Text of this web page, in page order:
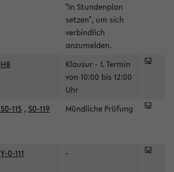
"In Stundenplan
setzen", um sich
verbindlich
anzumelden.
H8
Klausur - 1. Termin
von 10:00 bis 12:00
Uhr
S0-115 , S0-119 Mündliche Prüfung
Y-0-111 -